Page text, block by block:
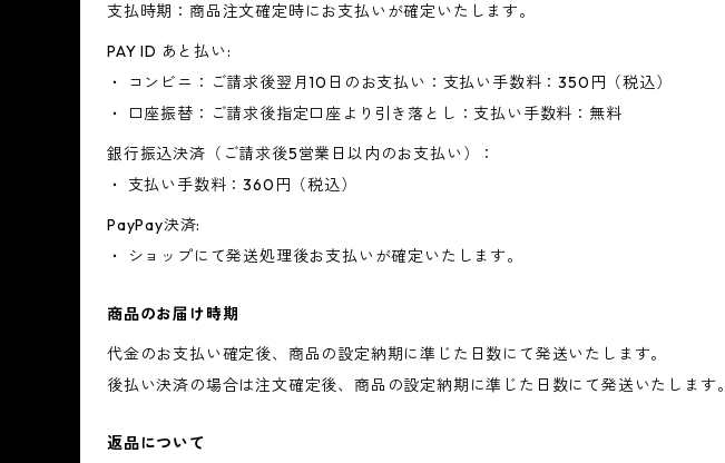
支払時期：商品注文確定時にお支払いが確定いたします。
PAY ID あと払い:
・ コンビニ：ご請求後翌月10日のお支払い：支払い手数料：350円（税込）
・ 口座振替：ご請求後指定口座より引き落とし：支払い手数料：無料
銀行振込決済（ご請求後5営業日以内のお支払い）：
・ 支払い手数料：360円（税込）
PayPay決済:
・ ショップにて発送処理後お支払いが確定いたします。
商品のお届け時期
代金のお支払い確定後、商品の設定納期に準じた日数にて発送いたします。
後払い決済の場合は注文確定後、商品の設定納期に準じた日数にて発送いたします。
返品について